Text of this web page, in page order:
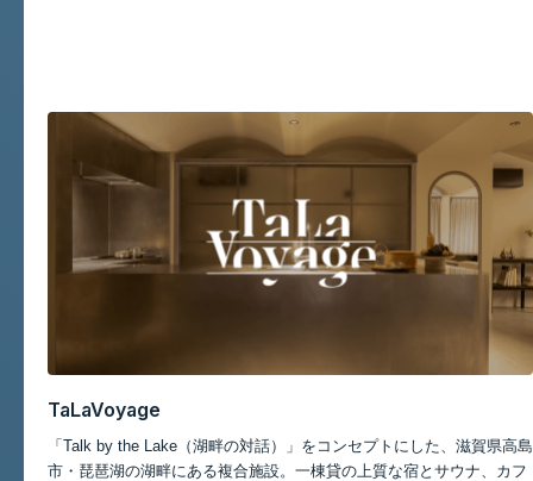
記事一覧
TaLaVoyage
「Talk by the Lake（湖畔の対話）」をコンセプトにした、滋賀県高島
市・琵琶湖の湖畔にある複合施設。一棟貸の上質な宿とサウナ、カフ